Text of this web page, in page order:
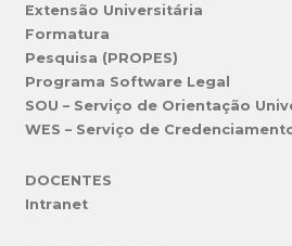
Extensão Universitária
Formatura
Pesquisa (PROPES)
Programa Software Legal
SOU – Serviço de Orientação
WES – Serviço de
DOCENTES
Intranet